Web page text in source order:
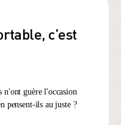
c'est
n'ont guère l'occasion
pensent-ils au juste ?